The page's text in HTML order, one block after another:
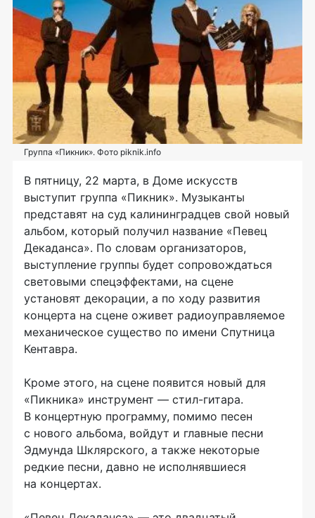
Группа «Пикник». Фото piknik.info
В пятницу, 22 марта, в Доме искусств
выступит группа «Пикник». Музыканты
представят на суд калининградцев свой новый
альбом, который получил название «Певец
Декаданса». По словам организаторов,
выступление группы будет сопровождаться
световыми спецэффектами, на сцене
установят декорации, а по ходу развития
концерта на сцене оживет радиоуправляемое
механическое существо по имени Спутница
Кентавра.
Кроме этого, на сцене появится новый для
«Пикника» инструмент — стил-гитара.
В концертную программу, помимо песен
с нового альбома, войдут и главные песни
Эдмунда Шклярского, а также некоторые
редкие песни, давно не исполнявшиеся
на концертах.